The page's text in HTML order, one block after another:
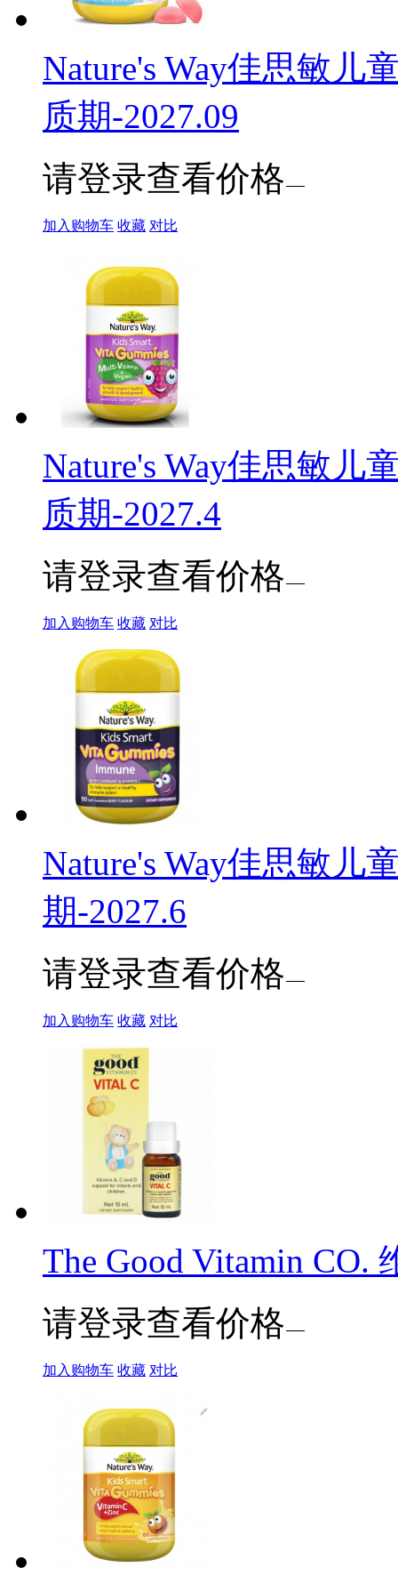
Nature's Way佳思敏儿
质期-2027.09
请登录查看价格
加入购物车 收藏 对比
Nature's Way佳思敏儿
质期-2027.4
请登录查看价格
加入购物车 收藏 对比
Nature's Way佳思敏儿
期-2027.6
请登录查看价格
加入购物车 收藏 对比
The Good Vitamin CO.
请登录查看价格
加入购物车 收藏 对比